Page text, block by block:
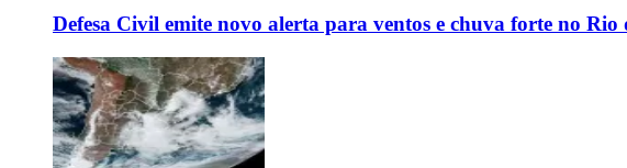
Defesa Civil emite novo alerta para ventos e chuva forte no Rio